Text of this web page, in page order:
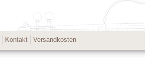
Kontakt Versandkosten